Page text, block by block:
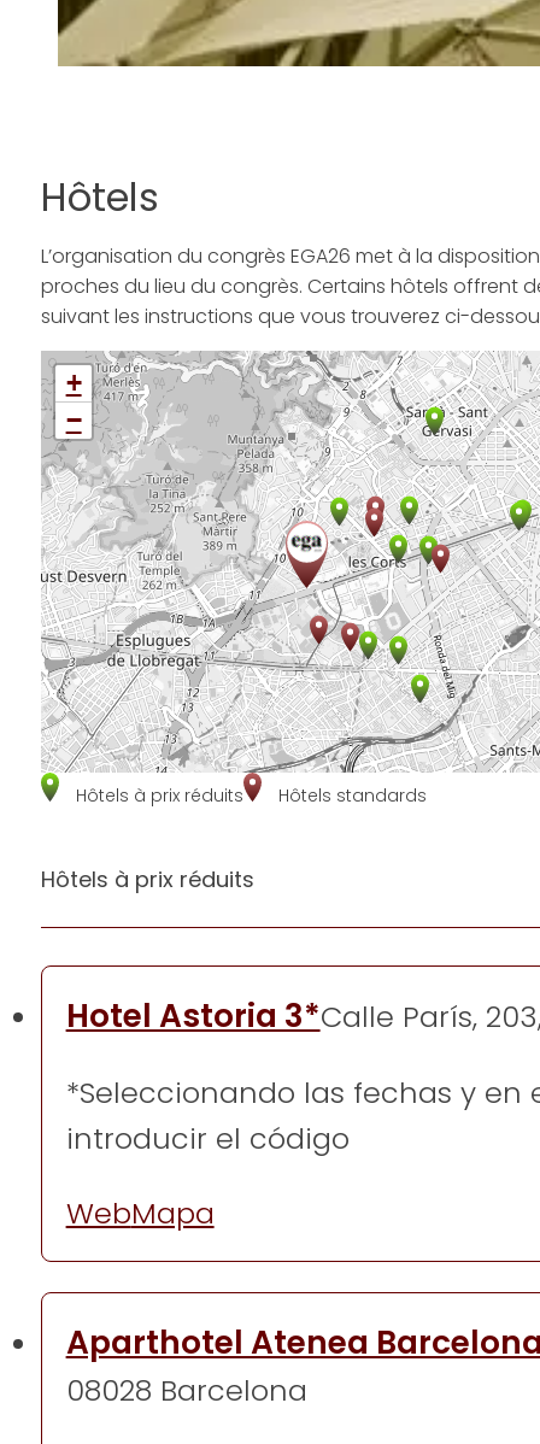
Hôtels
L’organisation du congrès EGA26 met à la
proches du lieu du congrès. Certains hôtels offrent
suivant les instructions que vous trouverez ci-
+
−
Hôtels à prix réduits Hôtels standards
Hôtels à prix réduits
Hotel Astoria 3*Calle París,
*Seleccionando las fechas y en
introducir el código
WebMapa
Aparthotel Atenea
08028 Barcelona